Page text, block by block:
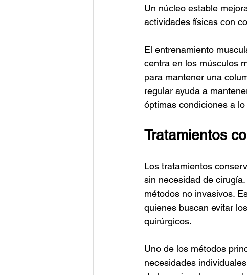
Un núcleo estable
actividades físicas con
El entrenamiento
centra en los músculos
para mantener una
regular ayuda a
óptimas condiciones a
Tratamientos
Los tratamientos
sin necesidad de
métodos no invasivos.
quienes buscan evitar
quirúrgicos.
Uno de los métodos
necesidades